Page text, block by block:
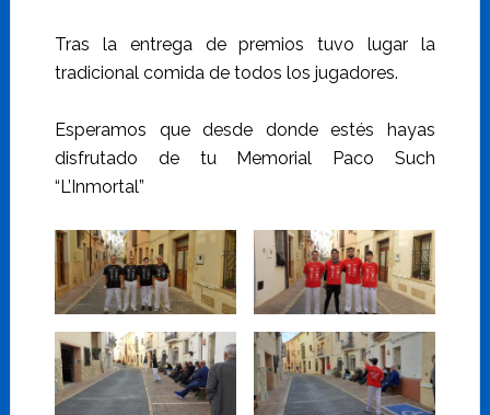
Tras la entrega de premios tuvo lugar la
tradicional comida de todos los jugadores.
Esperamos que desde donde estés hayas
disfrutado de tu Memorial Paco Such
“L’Inmortal”